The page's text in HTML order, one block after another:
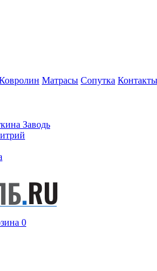
Матрасы Сопутка Контакты
Заводь
0